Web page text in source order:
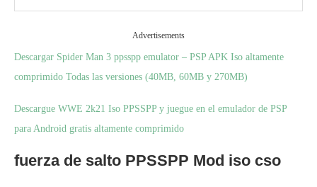
Advertisements
Descargar Spider Man 3 ppsspp emulator – PSP APK Iso altamente
comprimido Todas las versiones (40MB, 60MB y 270MB)
Descargue WWE 2k21 Iso PPSSPP y juegue en el emulador de PSP
para Android gratis altamente comprimido
fuerza de salto PPSSPP Mod iso cso